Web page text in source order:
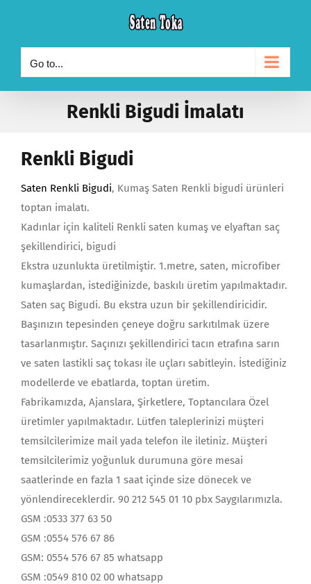
content
Go to...
Renkli Bigudi İmalatı
Renkli Bigudi
Saten Renkli Bigudi, Kumaş Saten Renkli bigudi ürünleri
toptan imalatı.
Kadınlar için kaliteli Renkli saten kumaş ve elyaftan saç
şekillendirici, bigudi
Ekstra uzunlukta üretilmiştir. 1.metre, saten, microfiber
kumaşlardan, istediğinizde, baskılı üretim yapılmaktadır.
Saten saç Bigudi. Bu ekstra uzun bir şekillendiricidir.
Başınızın tepesinden çeneye doğru sarkıtılmak üzere
tasarlanmıştır. Saçınızı şekillendirici tacın etrafına sarın
ve saten lastikli saç tokası ile uçları sabitleyin. İstediğiniz
modellerde ve ebatlarda, toptan üretim.
Fabrikamızda, Ajanslara, Şirketlere, Toptancılara Özel
üretimler yapılmaktadır. Lütfen taleplerinizi müşteri
temsilcilerimize mail yada telefon ile iletiniz. Müşteri
temsilcilerimiz yoğunluk durumuna göre mesai
saatlerinde en fazla 1 saat içinde size dönecek ve
yönlendireceklerdir. 90 212 545 01 10 pbx Saygılarımızla.
GSM :0533 377 63 50
GSM :0554 576 67 86
GSM: 0554 576 67 85 whatsapp
GSM :0549 810 02 00 whatsapp